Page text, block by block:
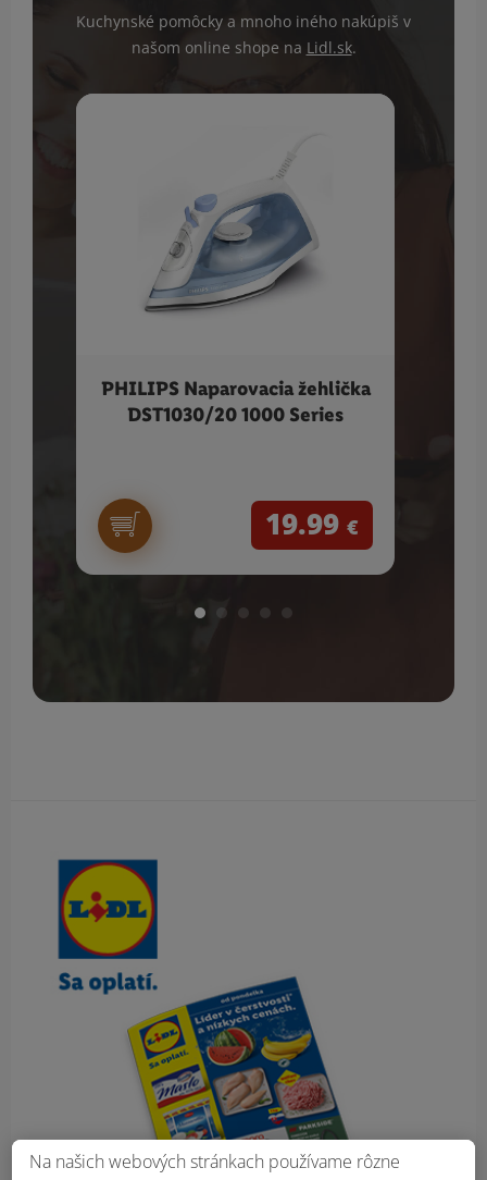
Kuchynské pomôcky a mnoho iného nakúpiš v
našom online shope na Lidl.sk.
PHILIPS Naparovacia žehlička
DST1030/20 1000 Series
19.99 €
Na našich webových stránkach používame rôzne